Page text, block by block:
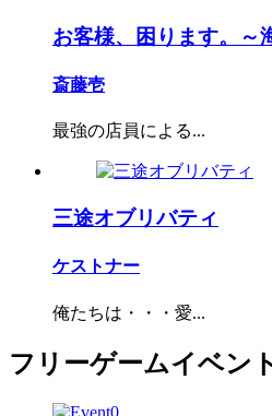
お客様、困ります。～
斎藤壱
最強の店員による...
三途オブリバティ
ケストナー
俺たちは・・・愛...
フリーゲームイベン